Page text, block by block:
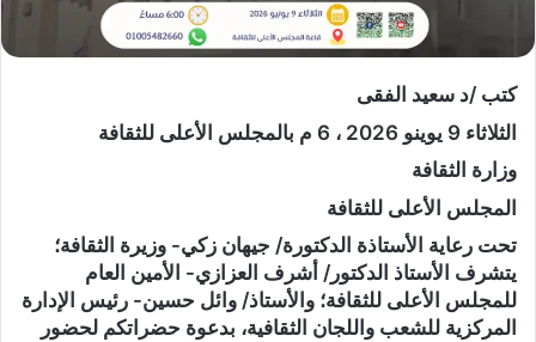
كتب /د سعيد الفقى
الثلاثاء 9 يوينو 2026 ، 6 م بالمجلس الأعلى للثقافة
وزارة الثقافة
المجلس الأعلى للثقافة
تحت رعاية الأستاذة الدكتورة/ جيهان زكي- وزيرة الثقافة؛
يتشرف الأستاذ الدكتور/ أشرف العزازي- الأمين العام
للمجلس الأعلى للثقافة؛ والأستاذ/ وائل حسين- رئيس الإدارة
المركزية للشعب واللجان الثقافية، بدعوة حضراتكم لحضور